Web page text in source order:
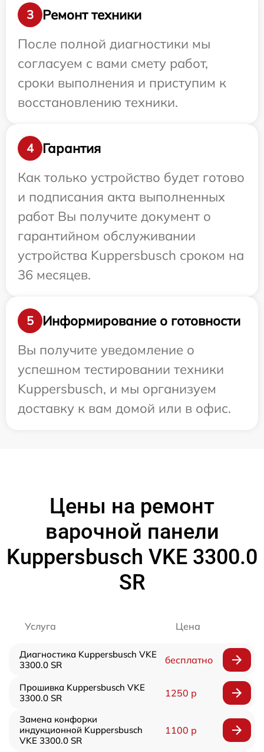
3
Ремонт техники
После полной диагностики мы
согласуем с вами смету работ,
сроки выполнения и приступим к
восстановлению техники.
4
Гарантия
Как только устройство будет готово
и подписания акта выполненных
работ Вы получите документ о
гарантийном обслуживании
устройства Kuppersbusch сроком на
36 месяцев.
5
Информирование о готовности
Вы получите уведомление о
успешном тестировании техники
Kuppersbusch, и мы организуем
доставку к вам домой или в офис.
Цены на ремонт
варочной панели
Kuppersbusch VKE 3300.0
SR
Услуга Цена
Диагностика Kuppersbusch VKE
3300.0 SR
бесплатно
Прошивка Kuppersbusch VKE
3300.0 SR
1250 р
Замена конфорки
индукционной Kuppersbusch
VKE 3300.0 SR
1100 р